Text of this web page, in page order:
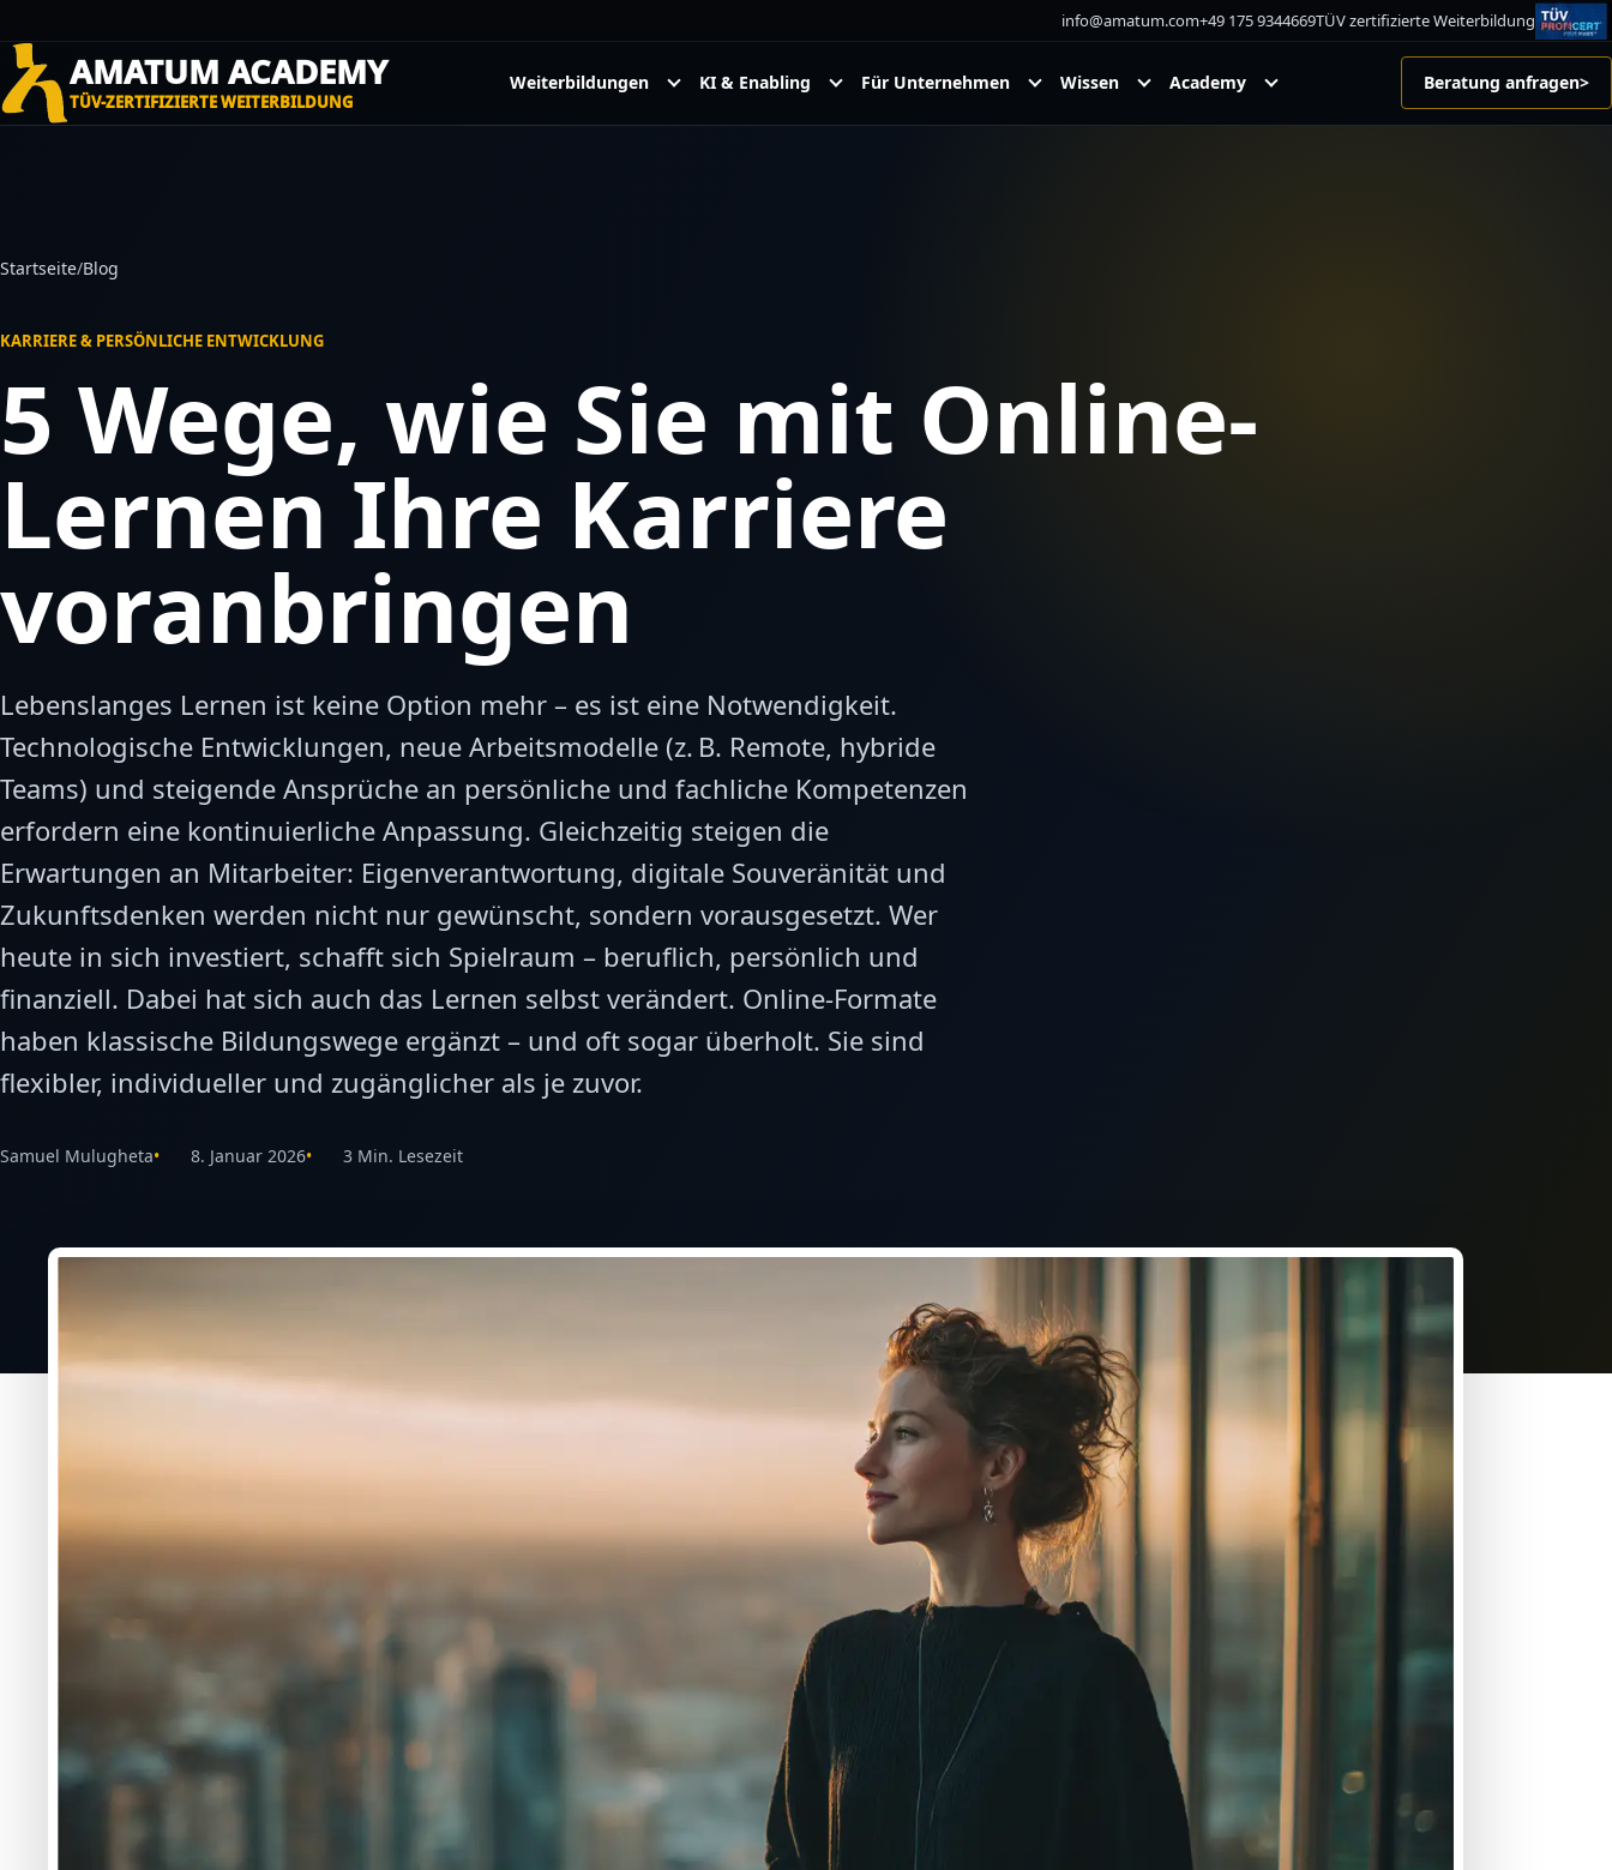
to
content
info@amatum.com+49 175 9344669TÜV zertifizierte Weiterbildung
AMATUM ACADEMY
TÜV-ZERTIFIZIERTE WEITERBILDUNG
Weiterbildungen
Untermenü
Weiterbildungen
KI & Enabling
Untermenü
Enabling
Für Unternehmen
Untermenü
Für
öffnen
Wissen
Untermenü
WissenAcademy
Untermenü
Academy
Beratung anfragen>
Startseite/Blog
KARRIERE & PERSÖNLICHE ENTWICKLUNG
5 Wege, wie Sie mit Online-
Lernen Ihre Karriere
voranbringen
Lebenslanges Lernen ist keine Option mehr – es ist eine Notwendigkeit.
Technologische Entwicklungen, neue Arbeitsmodelle (z. B. Remote, hybride
Teams) und steigende Ansprüche an persönliche und fachliche Kompetenzen
erfordern eine kontinuierliche Anpassung. Gleichzeitig steigen die
Erwartungen an Mitarbeiter: Eigenverantwortung, digitale Souveränität und
Zukunftsdenken werden nicht nur gewünscht, sondern vorausgesetzt. Wer
heute in sich investiert, schafft sich Spielraum – beruflich, persönlich und
finanziell. Dabei hat sich auch das Lernen selbst verändert. Online-Formate
haben klassische Bildungswege ergänzt – und oft sogar überholt. Sie sind
flexibler, individueller und zugänglicher als je zuvor.
Samuel Mulugheta 8. Januar 2026 3 Min. Lesezeit